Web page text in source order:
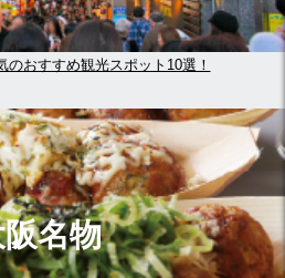
のおすすめ観光スポット10選！
名物